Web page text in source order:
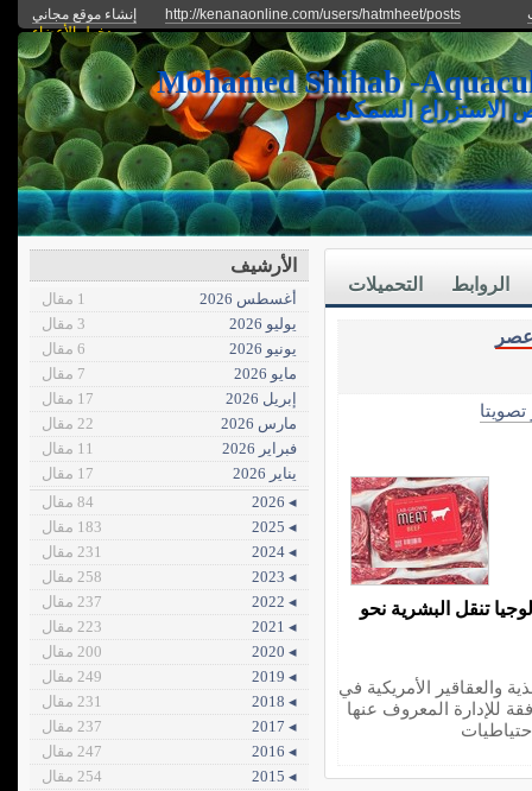
http://kenanaonline.com/users/hatmheet/posts
إنشاء موقع مجاني
دخول الأعضاء
الاستزراع السمكى
التحميلات الروابط
تصويتا
تنقل البشرية نحو
والعقاقير الأمريكية في
للإدارة المعروف عنها
الأرشيف
أغسطس 2026
1 مقال
يوليو 2026
3 مقال
يونيو 2026
6 مقال
مايو 2026
7 مقال
إبريل 2026
17 مقال
مارس 2026
22 مقال
فبراير 2026
11 مقال
يناير 2026
17 مقال
◂ 2026
84 مقال
◂ 2025
183 مقال
◂ 2024
231 مقال
◂ 2023
258 مقال
◂ 2022
237 مقال
◂ 2021
223 مقال
◂ 2020
200 مقال
◂ 2019
249 مقال
◂ 2018
231 مقال
◂ 2017
237 مقال
◂ 2016
247 مقال
◂ 2015
254 مقال